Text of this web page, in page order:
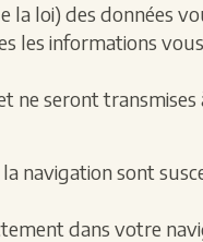
la loi) des données
les informations
ne seront transmises
navigation sont
dans votre